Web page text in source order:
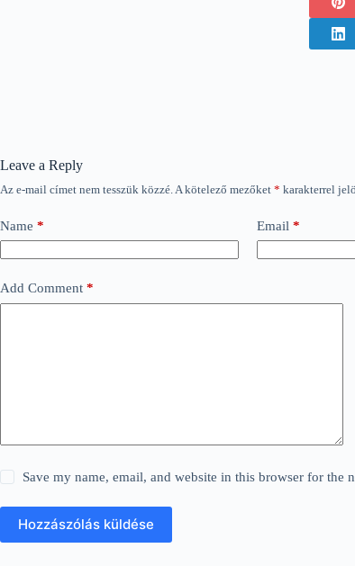
Leave a Reply
Az e-mail címet nem tesszük közzé. A kötelező mezőket * karakterrel
Name * Email *
Add Comment *
Save my name, email, and website in this browser for the
Hozzászólás küldése